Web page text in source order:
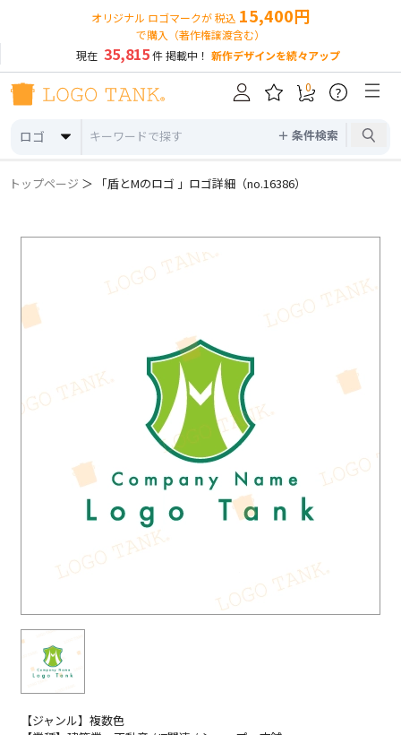
オリジナル ロゴマークが 税込 15,400円
で購入（著作権譲渡含む）
現在 35,815件 掲載中！ 新作デザインを続々アップ
ロゴ ＋ 条件検索
0 ?
トップページ ＞ 「盾とMのロゴ 」ロゴ詳細（no.16386）
【ジャンル】複数色